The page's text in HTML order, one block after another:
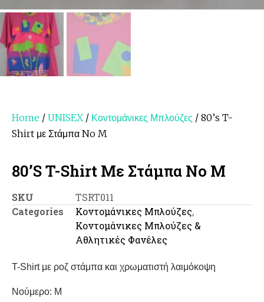
Home / UNISEX/ Κοντομάνικες Μπλούζες / 80’s T-
Shirt με Στάμπα No M
80’s T-Shirt Με Στάμπα No M
SKU
TSRT011
Categories
Κοντομάνικες Μπλούζες,
Κοντομάνικες Μπλούζες &
Αθλητικές Φανέλες
T-Shirt με ροζ στάμπα και χρωματιστή λαιμόκοψη
Νούμερο: M